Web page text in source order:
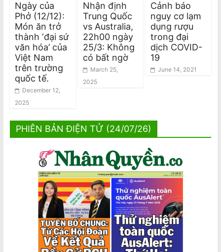
Ngày của
Phở (12/12):
Món ăn trở
thành ‘đại sứ
văn hóa’ của
Việt Nam
trên trường
quốc tế.
December 12,
2025
Nhận định
Trung Quốc
vs Australia,
22h00 ngày
25/3: Không
có bất ngờ
March 25,
2025
Cảnh báo
nguy cơ lạm
dụng rượu
trong đại
dịch COVID-
19
June 14, 2021
PHIÊN BẢN ĐIỆN TỬ (24/07/26)